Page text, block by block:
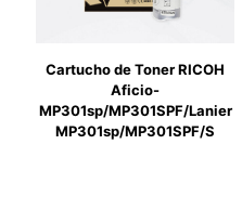
Cartucho de Toner RICOH
Aficio-
MP301sp/MP301SPF/Lanier
MP301sp/MP301SPF/S